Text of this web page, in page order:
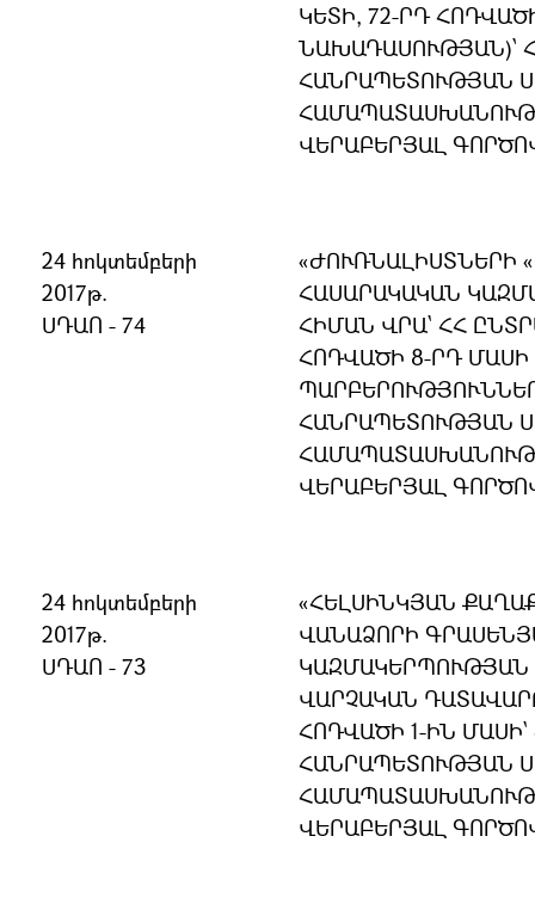
ԿԵՏԻ, 72-ՐԴ
ՆԱԽԱԴԱՍՈՒԹՅԱՆ)՝
ՀԱՆՐԱՊԵՏՈՒԹՅԱՆ
ՎԵՐԱԲԵՐՅԱԼ
24 հոկտեմբերի
2017թ.
ՍԴԱՈ - 74
«ԺՈՒՌՆԱԼԻՍՏՆԵՐԻ
ՀԱՍԱՐԱԿԱԿԱՆ
ՀԻՄԱՆ ՎՐԱ` ՀՀ
ՀՈԴՎԱԾԻ 8-ՐԴ ՄԱՍԻ
ՀԱՆՐԱՊԵՏՈՒԹՅԱՆ
ՎԵՐԱԲԵՐՅԱԼ
24 հոկտեմբերի
2017թ.
ՍԴԱՈ - 73
«ՀԵԼՍԻՆԿՅԱՆ
ՎԱՆԱՁՈՐԻ
ԿԱԶՄԱԿԵՐՊՈՒԹՅԱՆ
ՎԱՐՉԱԿԱՆ
ՀՈԴՎԱԾԻ 1-ԻՆ
ՀԱՆՐԱՊԵՏՈՒԹՅԱՆ
ՎԵՐԱԲԵՐՅԱԼ